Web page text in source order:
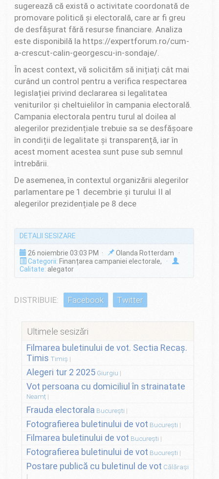
sugerează că există o activitate coordonată de
promovare politică și electorală, care ar fi greu
de desfășurat fără resurse financiare. Analiza
este disponibilă la https://expertforum.ro/cum-
a-crescut-calin-georgescu-in-sondaje/.
În acest context, vă solicităm să inițiați cât mai
curând un control pentru a verifica respectarea
legislației privind declararea si legalitatea
veniturilor și cheltuielilor în campania electorală.
Campania electorala pentru turul al doilea al
alegerilor prezidențiale trebuie sa se desfășoare
în condiții de legalitate și transparență, iar în
acest moment acestea sunt puse sub semnul
întrebării.
De asemenea, în contextul organizării alegerilor
parlamentare pe 1 decembrie și turului II al
alegerilor prezidențiale pe 8 dece
DETALII SESIZARE
26 noiembrie 03:03 PM ·
Olanda Rotterdam ·
Categorii: Finanțarea campaniei electorale,
·
Calitate: alegator
DISTRIBUIE: Facebook Twitter
Ultimele sesizări
Filmarea buletinului de vot. Sectia Recaș.
Timis Timiș
Alegeri tur 2 2025 Giurgiu
Vot persoana cu domiciliul în strainatate
Neamț
Frauda electorala București
Fotografierea buletinului de vot București
Filmarea buletinului de vot București
Fotografierea buletinului de vot București
Postare publică cu buletinul de vot Călărași